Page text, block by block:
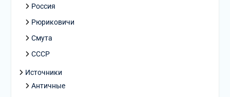
Россия
Рюриковичи
Смута
СССР
Источники
Античные